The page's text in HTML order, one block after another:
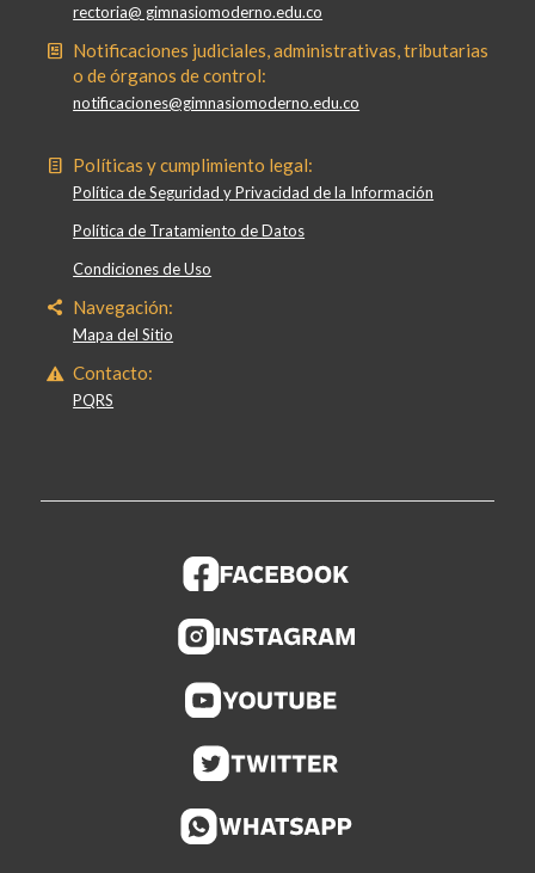
rectoria@ gimnasiomoderno.edu.co
Notificaciones judiciales, administrativas, tributarias
o de órganos de control:
notificaciones@gimnasiomoderno.edu.co
Políticas y cumplimiento legal:
Política de Seguridad y Privacidad de la Información
Política de Tratamiento de Datos
Condiciones de Uso
Navegación:
Mapa del Sitio
Contacto:
PQRS